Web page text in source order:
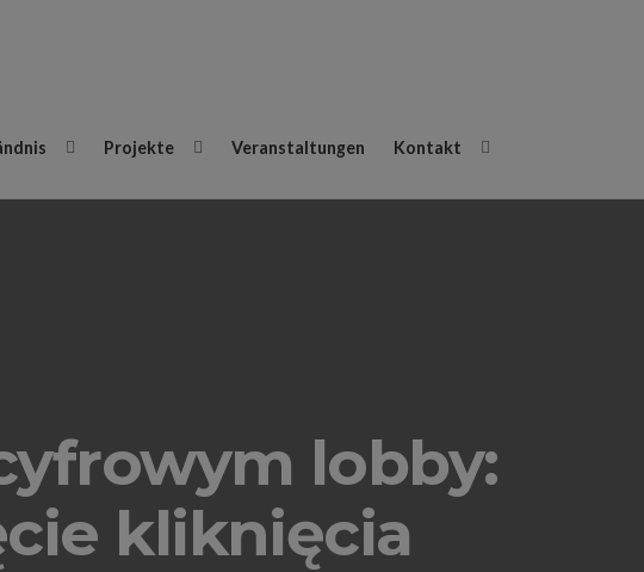
Projekte Veranstaltungen Kontakt
lobby:
kliknięcia